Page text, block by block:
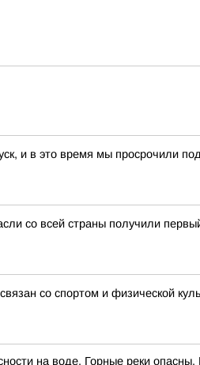
и в это время мы просрочили
со всей страны получили
со спортом и физической
на воде. Горные реки